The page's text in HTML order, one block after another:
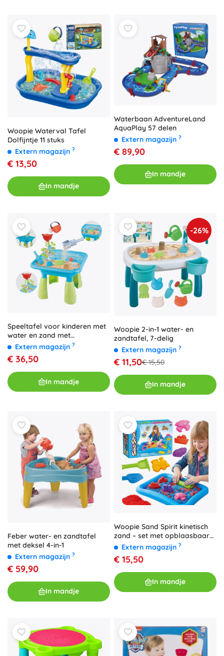
Woopie Waterval Tafel
Dolfijntje 11 stuks
Extern magazijn ?
€ 13,50
In mandje
Waterbaan AdventureLand
AquaPlay 57 delen
Extern magazijn ?
€ 89,90
In mandje
Speeltafel voor kinderen met
water en zand met
accessoires
Extern magazijn ?
€ 36,50
In mandje
-26%
Woopie 2-in-1 water- en
zandtafel, 7-delig
Extern magazijn ?
€ 11,50€ 15,50
In mandje
Feber water- en zandtafel
met deksel 4-in-1
Extern magazijn ?
€ 59,90
In mandje
Woopie Sand Spirit kinetisch
zand – set met opblaasbaar
badje en vormpjes 3+
Extern magazijn ?
€ 15,50
In mandje